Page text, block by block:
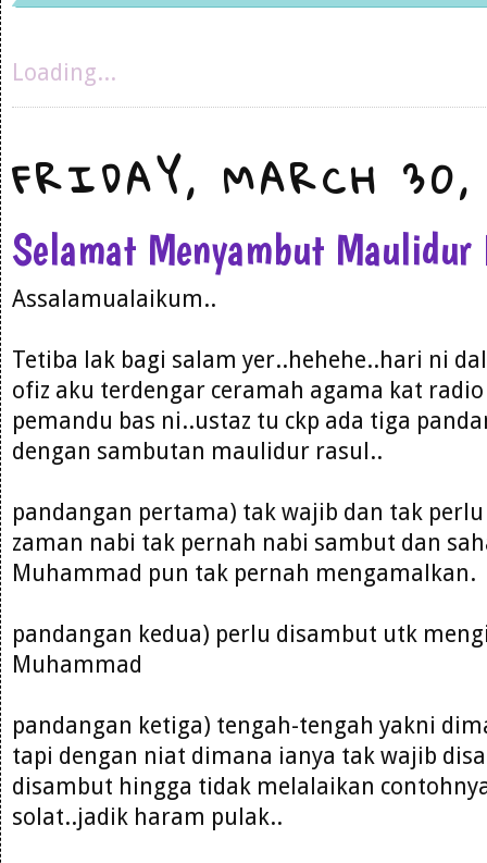
Loading...
FRIDAY, MARCH
Selamat Menyambut Maulidur
Assalamualaikum..
Tetiba lak bagi salam yer..hehehe..hari ni
ofiz aku terdengar ceramah agama kat
pemandu bas ni..ustaz tu ckp ada tiga
dengan sambutan maulidur rasul..
pandangan pertama) tak wajib dan tak
zaman nabi tak pernah nabi sambut dan
Muhammad pun tak pernah mengamalkan.
pandangan kedua) perlu disambut utk
Muhammad
pandangan ketiga) tengah-tengah yakni
tapi dengan niat dimana ianya tak wajib
disambut hingga tidak melalaikan
solat..jadik haram pulak..